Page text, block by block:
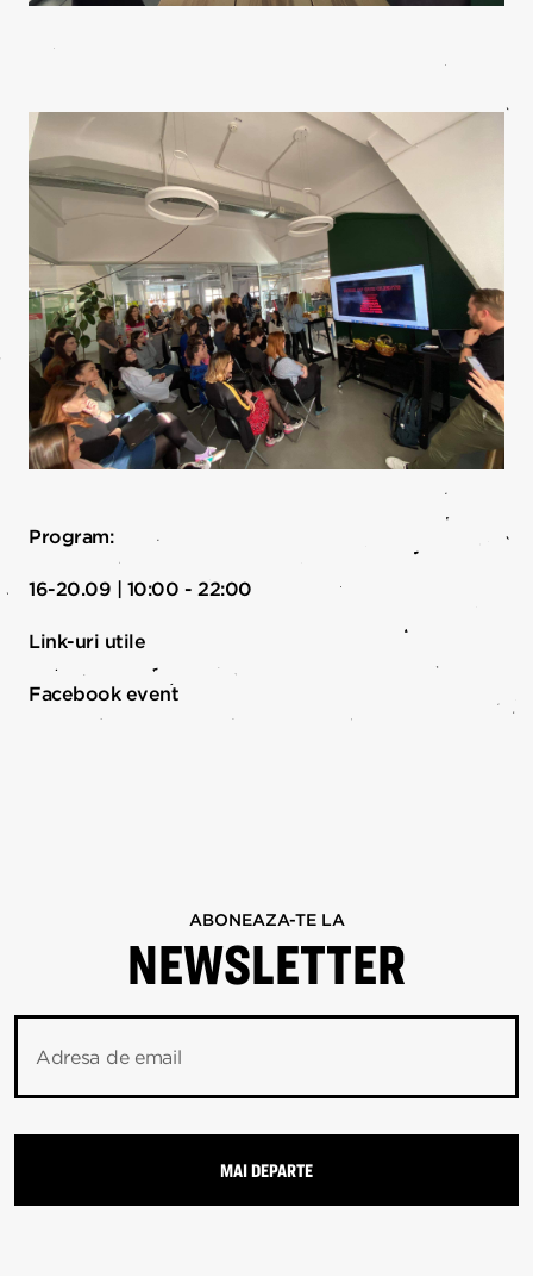
Program:
16-20.09 | 10:00 - 22:00
Link-uri utile
Facebook event
ABONEAZA-TE LA
NEWSLETTER
Adresa de email